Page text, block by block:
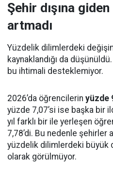
Şehir dışına
artmadı
Yüzdelik dilimlerdeki
kaynaklandığı da
bu ihtimali desteklemiyor.
2026’da öğrencilerin yüzde
yüzde 7,07’si ise başka bir
yıl farklı bir ile yerleşen
7,78’di. Bu nedenle şehirler
yüzdelik dilimlerdeki büyük
olarak görülmüyor.